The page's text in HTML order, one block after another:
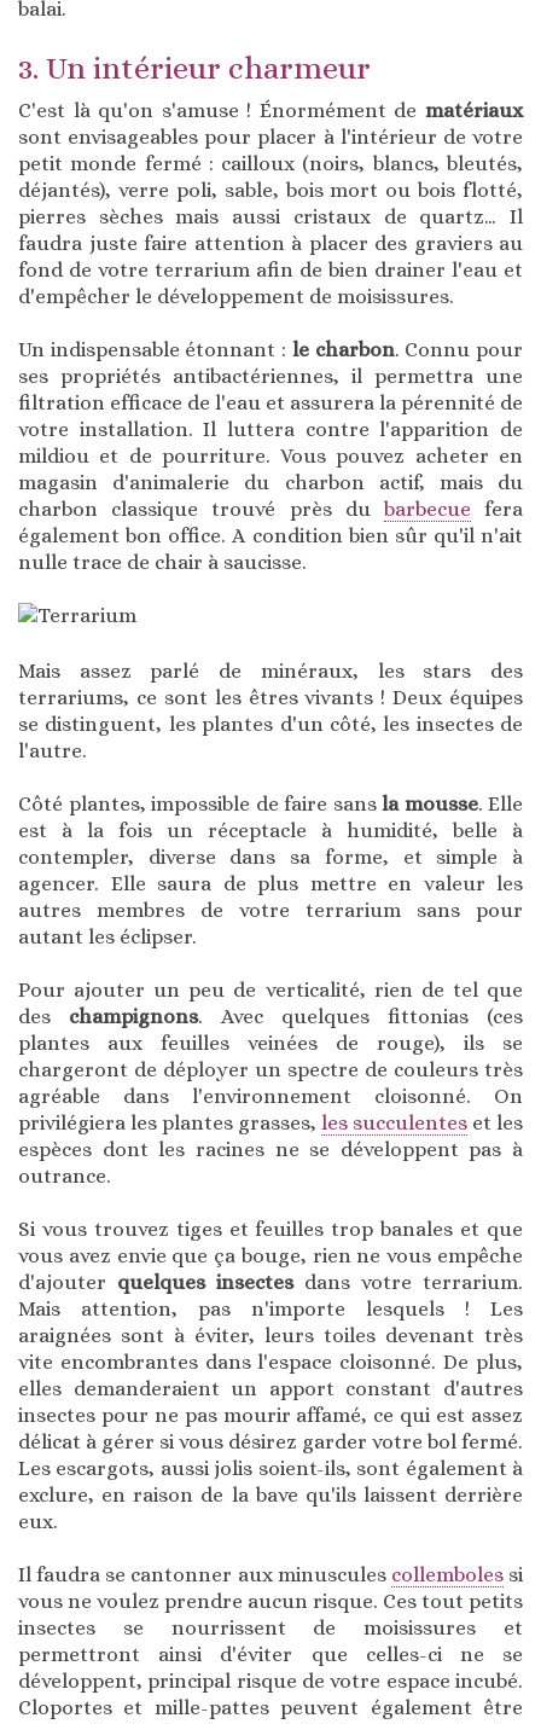
balai.
3. Un intérieur charmeur
C'est là qu'on s'amuse ! Énormément de matériaux
sont envisageables pour placer à l'intérieur de votre
petit monde fermé : cailloux (noirs, blancs, bleutés,
déjantés), verre poli, sable, bois mort ou bois flotté,
pierres sèches mais aussi cristaux de quartz… Il
faudra juste faire attention à placer des graviers au
fond de votre terrarium afin de bien drainer l'eau et
d'empêcher le développement de moisissures.
Un indispensable étonnant : le charbon. Connu pour
ses propriétés antibactériennes, il permettra une
filtration efficace de l'eau et assurera la pérennité de
votre installation. Il luttera contre l'apparition de
mildiou et de pourriture. Vous pouvez acheter en
magasin d'animalerie du charbon actif, mais du
charbon classique trouvé près du barbecue fera
également bon office. A condition bien sûr qu'il n'ait
nulle trace de chair à saucisse.
Mais assez parlé de minéraux, les stars des
terrariums, ce sont les êtres vivants ! Deux équipes
se distinguent, les plantes d'un côté, les insectes de
l'autre.
Côté plantes, impossible de faire sans la mousse. Elle
est à la fois un réceptacle à humidité, belle à
contempler, diverse dans sa forme, et simple à
agencer. Elle saura de plus mettre en valeur les
autres membres de votre terrarium sans pour
autant les éclipser.
Pour ajouter un peu de verticalité, rien de tel que
des champignons. Avec quelques fittonias (ces
plantes aux feuilles veinées de rouge), ils se
chargeront de déployer un spectre de couleurs très
agréable dans l'environnement cloisonné. On
privilégiera les plantes grasses, les succulentes et les
espèces dont les racines ne se développent pas à
outrance.
Si vous trouvez tiges et feuilles trop banales et que
vous avez envie que ça bouge, rien ne vous empêche
d'ajouter quelques insectesdans votre terrarium.
Mais attention, pas n'importe lesquels ! Les
araignées sont à éviter, leurs toiles devenant très
vite encombrantes dans l'espace cloisonné. De plus,
elles demanderaient un apport constant d'autres
insectes pour ne pas mourir affamé, ce qui est assez
délicat à gérer si vous désirez garder votre bol fermé.
Les escargots, aussi jolis soient-ils, sont également à
exclure, en raison de la bave qu'ils laissent derrière
eux.
Il faudra se cantonner aux minuscules collembolessi
vous ne voulez prendre aucun risque. Ces tout petits
insectes se nourrissent de moisissures et
permettront ainsi d'éviter que celles-ci ne se
développent, principal risque de votre espace incubé.
Cloportes et mille-pattes peuvent également être